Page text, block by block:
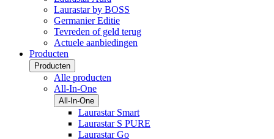
Laurastar by BOSS
Germanier Editie
Tevreden of geld terug
Actuele aanbiedingen
Producten
Producten
Alle producten
All-In-One
All-In-One
Laurastar Smart
Laurastar S PURE
Laurastar Go